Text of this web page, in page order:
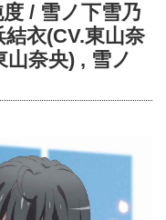
ネーター、たなかひ
ムソフト
・2』『スーパーマ
などの音楽から、作
モン』の数多くの
麗なる経歴をもつ彼
ォーマンス名
チップ タナカ)に
に衝撃...
/ 雪ノ下雪乃
衣(CV.東山奈
山奈央) , 雪ノ